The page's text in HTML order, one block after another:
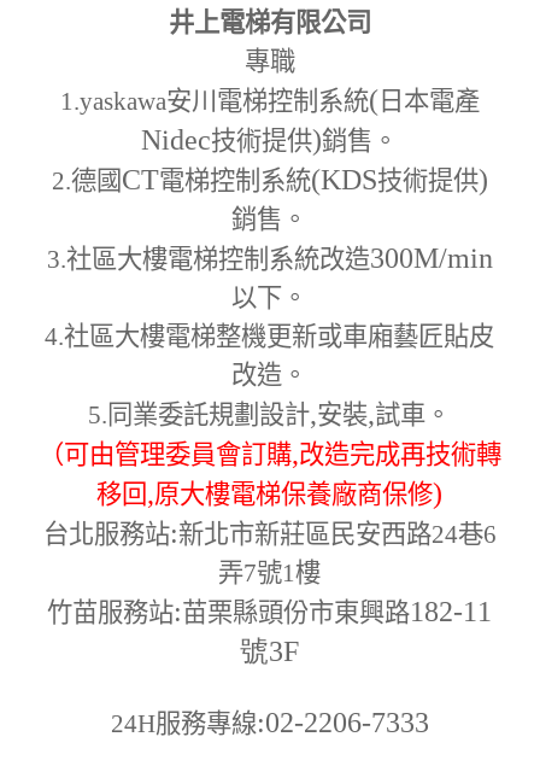
井上電梯有限公司
專職
1.yaskawa安川電梯控制系統( 日本電產
Nidec技術提供)銷售。
2.德國 CT電梯控制系統(KDS技術提供)
銷售。
3.社區大樓電梯控制系統改造300M/min
以下。
4.社區大樓電梯整機更新或車廂藝匠貼皮
改造。
5. 同業委託規劃設計,安裝,試車。
（可由管理委員會訂購,改造完成再技術轉
移回,原大樓電梯保養廠商保修)
台北服務站:新北市新莊區民安西路24巷6
弄7號1樓
竹苗服務站:苗栗縣頭份市東興路182-11
號3F
24H服務專線:02-2206-7333